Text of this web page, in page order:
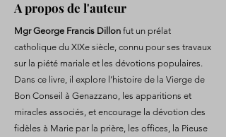
A propos de l'auteur
Mgr George Francis Dillon fut un prélat
catholique du XIXe siècle, connu pour ses travaux
sur la piété mariale et les dévotions populaires.
Dans ce livre, il explore l’histoire de la Vierge de
Bon Conseil à Genazzano, les apparitions et
miracles associés, et encourage la dévotion des
fidèles à Marie par la prière, les offices, la Pieuse